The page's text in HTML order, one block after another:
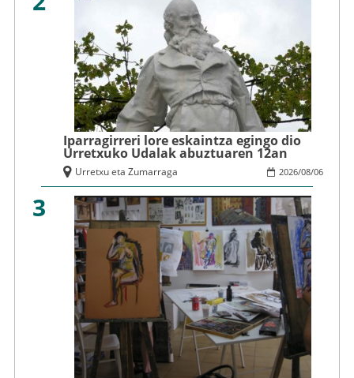
Iparragirreri lore eskaintza egingo dio
Urretxuko Udalak abuztuaren 12an
2026/08/06
Urretxu eta Zumarraga
3